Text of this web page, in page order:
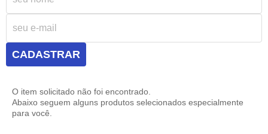
CADASTRAR
O item solicitado não foi encontrado.
Abaixo seguem alguns produtos selecionados especialmente
para você.